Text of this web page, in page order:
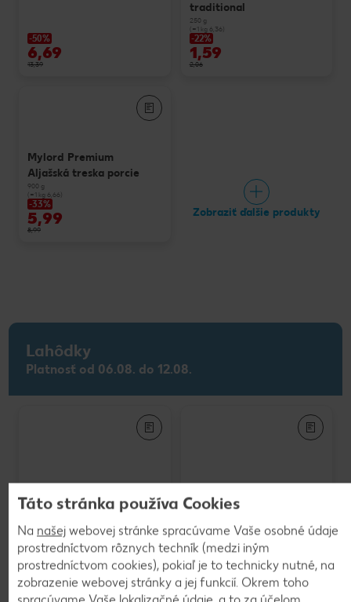
-50%
6,69
13,39
traditional
250 g
(=1 kg 6,36)
-22%
1,59
2,06
Mylord Premium
Aljašská treska porcie
900 g
(=1 kg 6,66)
-33%
5,99
8,99
Zobraziť ďalšie produkty
Lahôdky
Platnosť od 06.08. do 12.08.
Ryba More Zdravia
Treskoslovenská pikant
140 g
(=1 kg 8,93)
Táto stránka používa Cookies
Na našej webovej stránke spracúvame Vaše osobné údaje
prostredníctvom rôznych techník (medzi iným
prostredníctvom cookies), pokiaľ je to technicky nutné, na
zobrazenie webovej stránky a jej funkcií. Okrem toho